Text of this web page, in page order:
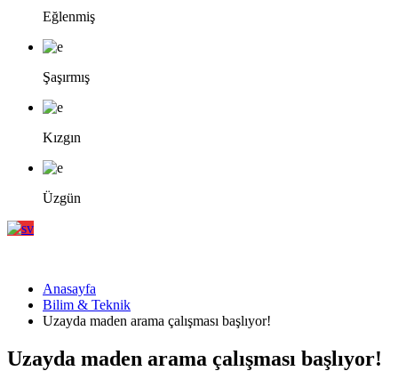
Eğlenmiş
Şaşırmış
Kızgın
Üzgün
Anasayfa
Bilim & Teknik
Uzayda maden arama çalışması başlıyor!
Uzayda maden arama çalışması başlıyor!